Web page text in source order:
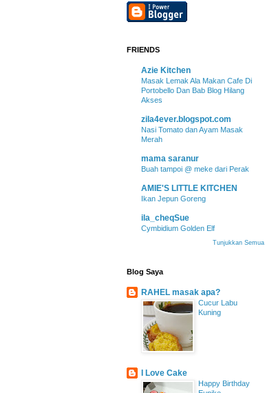
FRIENDS
Azie Kitchen
Masak Lemak Ala Makan Cafe Di
Portobello Dan Bab Blog Hilang
Akses
zila4ever.blogspot.com
Nasi Tomato dan Ayam Masak
Merah
mama saranur
Buah tampoi @ meke dari Perak
AMIE'S LITTLE KITCHEN
Ikan Jepun Goreng
ila_cheqSue
Cymbidium Golden Elf
Tunjukkan Semua
Blog Saya
RAHEL masak apa?
Cucur Labu
Kuning
I Love Cake
Happy Birthday